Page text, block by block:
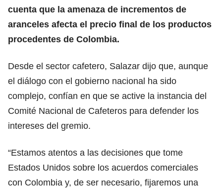
cuenta que la amenaza de incrementos de
aranceles afecta el precio final de los productos
procedentes de Colombia.
Desde el sector cafetero, Salazar dijo que, aunque
el diálogo con el gobierno nacional ha sido
complejo, confían en que se active la instancia del
Comité Nacional de Cafeteros para defender los
intereses del gremio.
“Estamos atentos a las decisiones que tome
Estados Unidos sobre los acuerdos comerciales
con Colombia y, de ser necesario, fijaremos una